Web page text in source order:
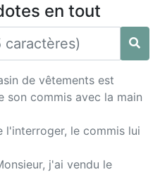
en tout
de vêtements est
son commis avec la main
le commis lui
j'ai vendu le